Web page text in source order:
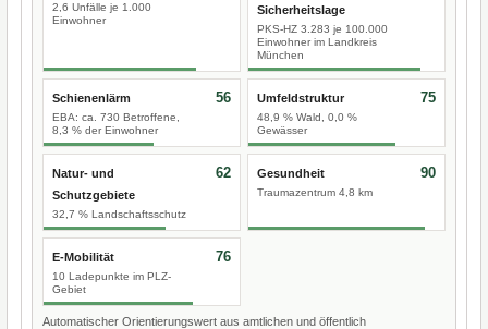
2,6 Unfälle je 1.000
Einwohner
Sicherheitslage
PKS-HZ 3.283 je 100.000
Einwohner im Landkreis
München
Schienenlärm
EBA: ca. 730 Betroffene,
8,3 % der Einwohner
56 Umfeldstruktur
48,9 % Wald, 0,0 %
Gewässer
75
Natur- und
Schutzgebiete
32,7 % Landschaftsschutz
62 Gesundheit
Traumazentrum 4,8 km
90
E-Mobilität
10 Ladepunkte im PLZ-
Gebiet
76
Automatischer Orientierungswert aus amtlichen und öffentlich